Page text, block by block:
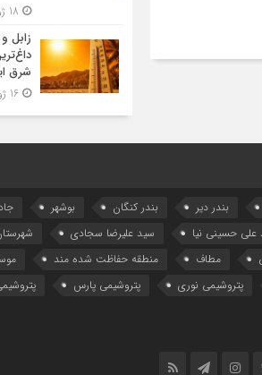
زابل
شرق
بندر دیر بندر کنگان بوشهر
علی حسینی نیا سید علیرضا سجادی
مطاف منطقه حفاظت شده مند
پتروشیمی نوری پتروشیمی پارس